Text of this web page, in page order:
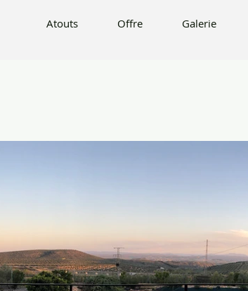
Galerie Info Contact
Atouts Offre Galerie